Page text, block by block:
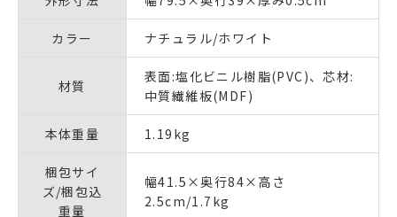
カラー ナチュラル/ホワイト
材質
表面:塩化ビニル樹脂(PVC)、芯材:
中質繊維板(MDF)
本体重量 1.19kg
梱包サイ
ズ/梱包込
重量
幅41.5×奥行84×高さ
2.5cm/1.7kg